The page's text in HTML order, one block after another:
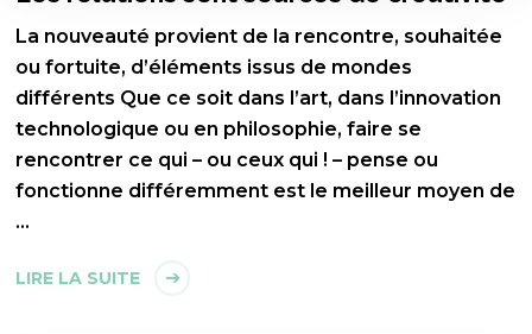
La nouveauté provient de la rencontre, souhaitée
ou fortuite, d’éléments issus de mondes
différents Que ce soit dans l’art, dans l’innovation
technologique ou en philosophie, faire se
rencontrer ce qui – ou ceux qui ! – pense ou
fonctionne différemment est le meilleur moyen de
…
LIRE LA SUITE